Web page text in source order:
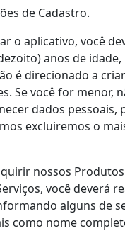
de Cadastro.
o aplicativo, você
anos de
é direcionado a
Se você for menor,
dados pessoais,
excluiremos o
nossos
você deverá
alguns de
como nome